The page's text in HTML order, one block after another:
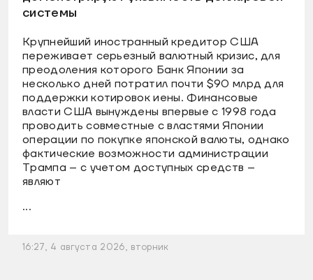
системы
Крупнейший иностранный кредитор США
переживает серьезный валютный кризис, для
преодоления которого Банк Японии за
несколько дней потратил почти $90 млрд для
поддержки котировок иены. Финансовые
власти США вынуждены впервые с 1998 года
проводить совместные с властями Японии
операции по покупке японской валюты, однако
фактические возможности администрации
Трампа – с учетом доступных средств –
являют
...
16:27, 4 августа 2026, вторник